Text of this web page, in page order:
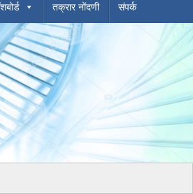
तक्रार नोंदणी संपर्क